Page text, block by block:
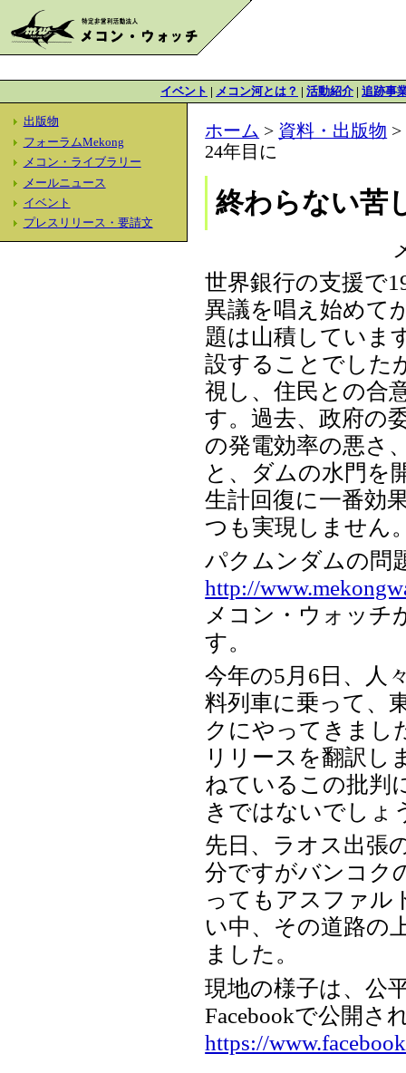
イベント | メコン河とは？ | 活動紹介 | 追跡事
出版物
フォーラムMekong
メコン・ライブラリー
メールニュース
イベント
プレスリリース・要請文
ホーム > 資料・出版物 >
24年目に
終わらない苦
世界銀行の支援で
異議を唱え始めて
題は山積していま
設することでした
視し、住民との合
す。過去、政府の
の発電効率の悪さ
と、ダムの水門を
生計回復に一番効
つも実現しません
パクムンダムの問
http://
メコン・ウォッチ
す。
今年の5月6日、人
料列車に乗って、
クにやってきまし
リリースを翻訳し
ねているこの批判
きではないでしょ
先日、ラオス出張
分ですがバンコク
ってもアスファル
い中、その道路の
ました。
現地の様子は、公
Facebookで公開さ
https://